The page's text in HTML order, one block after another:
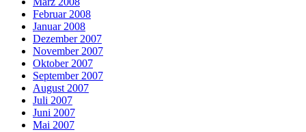
Februar 2008
Januar 2008
Dezember 2007
November 2007
Oktober 2007
September 2007
August 2007
Juli 2007
Juni 2007
Mai 2007